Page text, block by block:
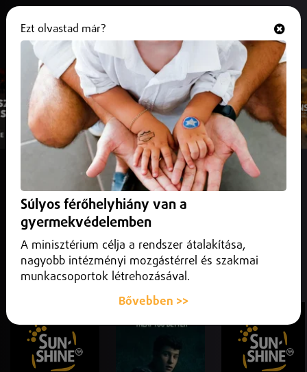
MOST ADÁSBANSunshine Juice (Váczy Zoltán)
Gala - Freed from Desire
SunCafé
KÖVETKEZNEKSunshine Juice (Váczy Zoltán)
12:45 - Benson Boone-Beautiful Things
Ezt olvastad már?
Súlyos férőhelyhiány van a
gyermekvédelemben
A minisztérium célja a rendszer átalakítása,
nagyobb intézményi mozgástérrel és szakmai
munkacsoportok létrehozásával.
Bővebben >>